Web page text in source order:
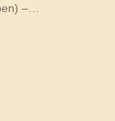
–…